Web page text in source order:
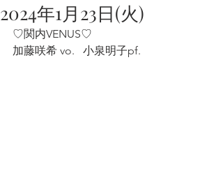
2024年1月23日(火)
♡関内VENUS♡
加藤咲希 vo.   小泉明子pf.